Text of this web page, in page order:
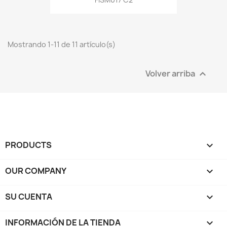
Mostrando 1-11 de 11 artículo(s)
Volver arriba 
PRODUCTS 
OUR COMPANY 
SU CUENTA 
INFORMACIÓN DE LA TIENDA keyboard_arrow_down